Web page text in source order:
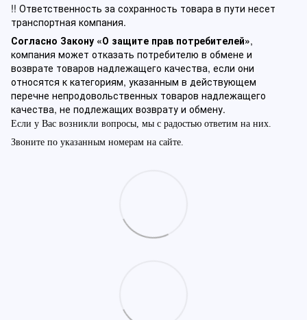
!! Ответственность за сохранность товара в пути несет
транспортная компания.
Согласно Закону «О защите прав потребителей»,
компания может отказать потребителю в обмене и
возврате товаров надлежащего качества, если они
относятся к категориям, указанным в действующем
перечне непродовольственных товаров надлежащего
качества, не подлежащих возврату и обмену.
Если у Вас возникли вопросы, мы с радостью ответим на них.
Звоните по указанным номерам на сайте.